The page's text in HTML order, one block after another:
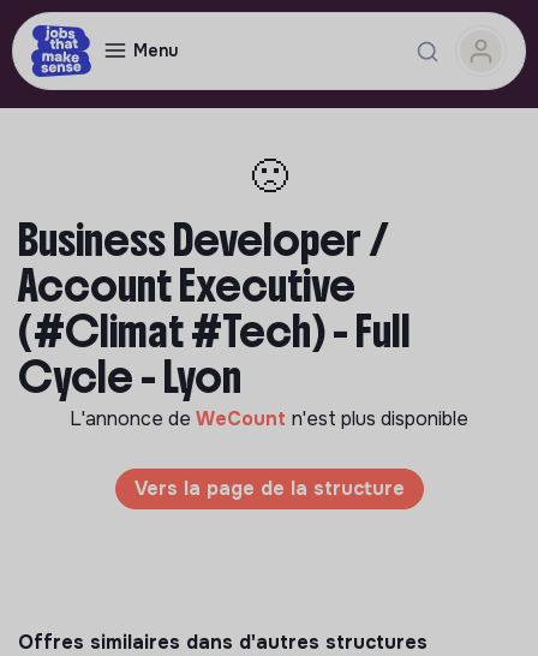
Menu
🙁
Business Developer /
Account Executive
(#Climat #Tech) - Full
Cycle - Lyon
L'annonce de WeCount n'est plus disponible
Vers la page de la structure
Offres similaires dans d'autres structures